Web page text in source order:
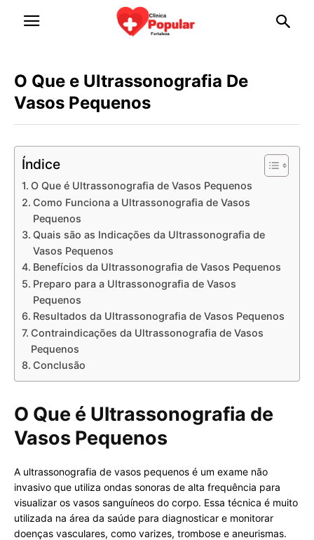
O Que e Ultrassonografia De
Vasos Pequenos
Índice
O Que é Ultrassonografia de Vasos Pequenos
Como Funciona a Ultrassonografia de Vasos
Pequenos
Quais são as Indicações da Ultrassonografia de
Vasos Pequenos
Benefícios da Ultrassonografia de Vasos Pequenos
Preparo para a Ultrassonografia de Vasos
Pequenos
Resultados da Ultrassonografia de Vasos Pequenos
Contraindicações da Ultrassonografia de Vasos
Pequenos
Conclusão
O Que é Ultrassonografia de
Vasos Pequenos
A ultrassonografia de vasos pequenos é um exame não
invasivo que utiliza ondas sonoras de alta frequência para
visualizar os vasos sanguíneos do corpo. Essa técnica é muito
utilizada na área da saúde para diagnosticar e monitorar
doenças vasculares, como varizes, trombose e aneurismas.